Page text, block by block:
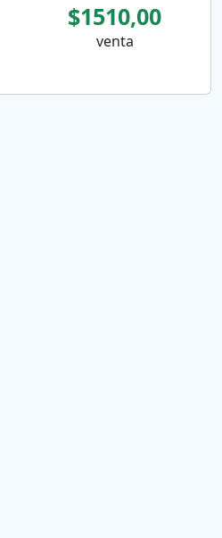
$1510,00
venta